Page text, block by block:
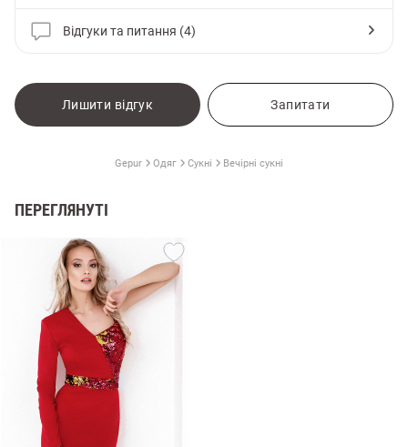
Відгуки та питання (4)
Лишити відгук Запитати
Gepur Одяг Сукні Вечірні сукні
ПЕРЕГЛЯНУТІ